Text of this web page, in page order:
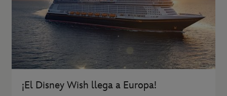
¡El Disney Wish llega a Europa!